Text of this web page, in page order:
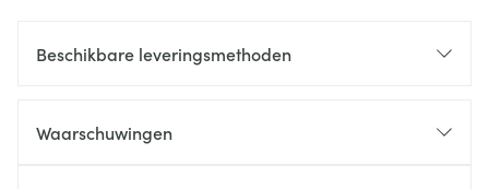
Beschikbare leveringsmethoden
Waarschuwingen